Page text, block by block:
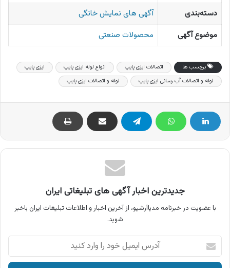
دسته‌بندی
آگهی های نمایش خانگی
موضوع آگهی
محصولات صنعتی
برچسب ها اتصالات ایزی پایپ انواع لوله ایزی پایپ
ایزی پایپ
لوله و اتصالات آب رسانی ایزی پایپ
لوله و اتصالات ایزی پایپ
جدیدترین اخبار آگهی های تبلیغاتی ایران
با عضویت در خبرنامه مدیاآرشیو، از آخرین اخبار و اطلاعات تبلیغات ایران باخبر
شوید.
آدرس
ایمیل
خود